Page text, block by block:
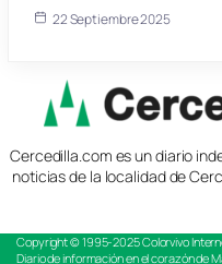
22 Septiembre 2025
Cercedilla.com es un diario
noticias de la localidad de
Copyright © 1995-2025Colorvivo
Diario de información en el corazón de